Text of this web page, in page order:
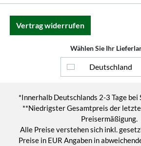
Vertrag widerrufen
Wählen Sie Ihr
Deutschland
*Innerhalb Deutschlands 2-3 Tage bei
**Niedrigster Gesamtpreis der
Preisermäßigung.
Alle Preise verstehen sich inkl.
Preise in EUR Angaben in